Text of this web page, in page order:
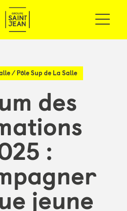
/Pôle Sup de La Salle
des
:
jeune